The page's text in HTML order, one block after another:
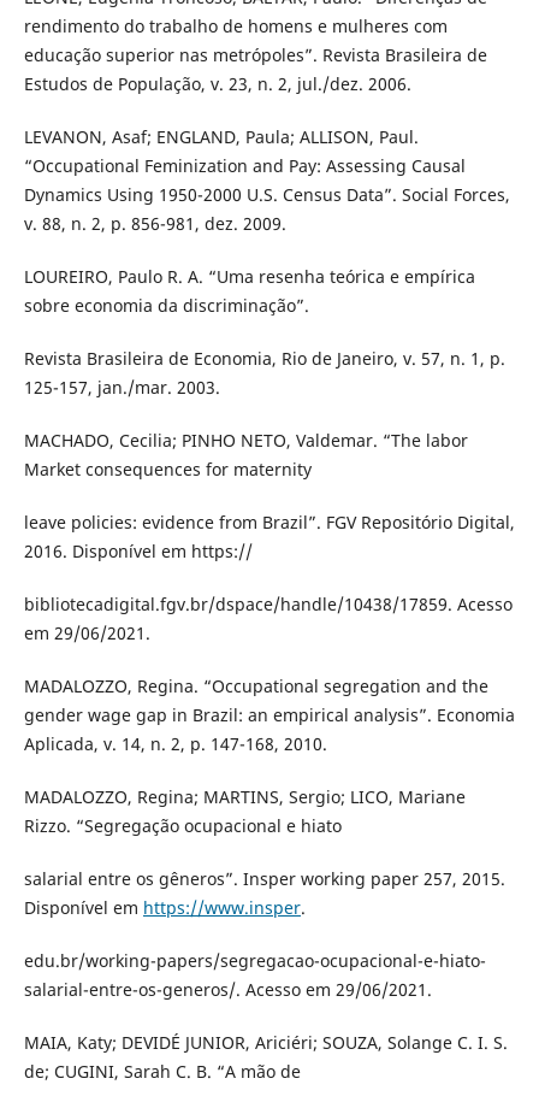
rendimento do trabalho de homens e mulheres com
educação superior nas metrópoles”. Revista Brasileira de
Estudos de População, v. 23, n. 2, jul./dez. 2006.
LEVANON, Asaf; ENGLAND, Paula; ALLISON, Paul.
“Occupational Feminization and Pay: Assessing Causal
Dynamics Using 1950-2000 U.S. Census Data”. Social Forces,
v. 88, n. 2, p. 856-981, dez. 2009.
LOUREIRO, Paulo R. A. “Uma resenha teórica e empírica
sobre economia da discriminação”.
Revista Brasileira de Economia, Rio de Janeiro, v. 57, n. 1, p.
125-157, jan./mar. 2003.
MACHADO, Cecilia; PINHO NETO, Valdemar. “The labor
Market consequences for maternity
leave policies: evidence from Brazil”. FGV Repositório Digital,
2016. Disponível em https://
bibliotecadigital.fgv.br/dspace/handle/10438/17859. Acesso
em 29/06/2021.
MADALOZZO, Regina. “Occupational segregation and the
gender wage gap in Brazil: an empirical analysis”. Economia
Aplicada, v. 14, n. 2, p. 147-168, 2010.
MADALOZZO, Regina; MARTINS, Sergio; LICO, Mariane
Rizzo. “Segregação ocupacional e hiato
salarial entre os gêneros”. Insper working paper 257, 2015.
Disponível em https://www.insper.
edu.br/working-papers/segregacao-ocupacional-e-hiato-
salarial-entre-os-generos/. Acesso em 29/06/2021.
MAIA, Katy; DEVIDÉ JUNIOR, Ariciéri; SOUZA, Solange C. I. S.
de; CUGINI, Sarah C. B. “A mão de